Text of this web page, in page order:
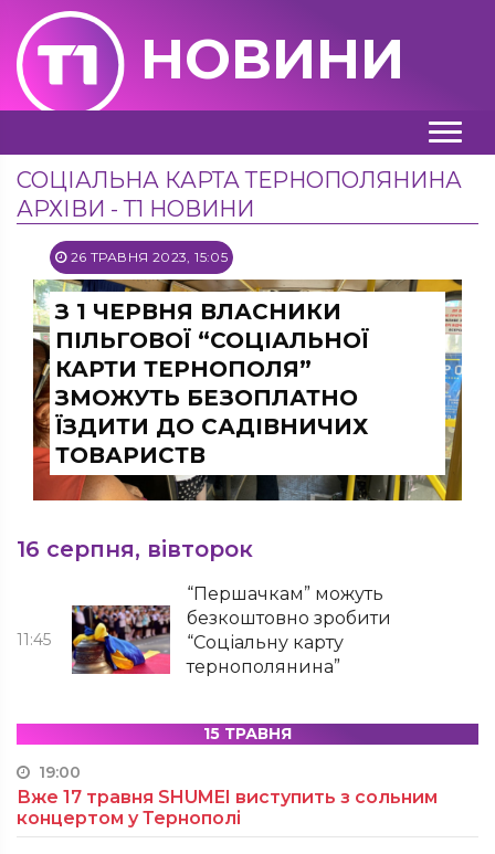
НОВИНИ
СОЦІАЛЬНА КАРТА ТЕРНОПОЛЯНИНА
АРХІВИ - Т1 НОВИНИ
26 ТРАВНЯ 2023, 15:05
З 1 ЧЕРВНЯ ВЛАСНИКИ
ПІЛЬГОВОЇ “СОЦІАЛЬНОЇ
КАРТИ ТЕРНОПОЛЯ”
ЗМОЖУТЬ БЕЗОПЛАТНО
ЇЗДИТИ ДО САДІВНИЧИХ
ТОВАРИСТВ
16 серпня, вівторок
11:45
“Першачкам” можуть
безкоштовно зробити
“Соціальну карту
тернополянина”
15 ТРАВНЯ
19:00
Вже 17 травня SHUMEI виступить з сольним
концертом у Тернополі